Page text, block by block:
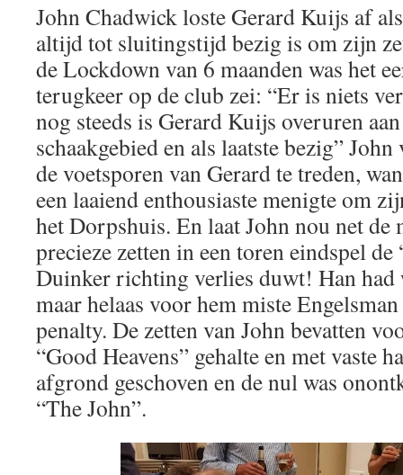
John Chadwick loste Gerard Kuijs af
altijd tot sluitingstijd bezig is om zijn
de Lockdown van 6 maanden was het
terugkeer op de club zei: “Er is niets
nog steeds is Gerard Kuijs overuren
schaakgebied en als laatste bezig”
de voetsporen van Gerard te treden,
een laaiend enthousiaste menigte om
het Dorpshuis. En laat John nou net de
precieze zetten in een toren eindspel
Duinker richting verlies duwt! Han had
maar helaas voor hem miste
penalty. De zetten van John bevatten
“Good Heavens” gehalte en met vaste
afgrond geschoven en de nul was
“The John”.